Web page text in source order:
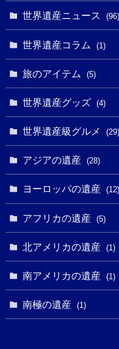
(18)
(3)
(7)
(16)
(62)
(2)
(1)
(2)
(7)
(3)
(19)
(8)
世界遺産ニュース (96)
世界遺産コラム (1)
旅のアイテム (5)
世界遺産グッズ (4)
世界遺産級グルメ (29)
アジアの遺産 (28)
(1)
(18)
ヨーロッパの遺産 (12)
(2)
(1)
(1)
(2)
アフリカの遺産 (5)
(3)
北アメリカの遺産 (1)
(1)
(1)
南アメリカの遺産 (1)
南極の遺産 (1)